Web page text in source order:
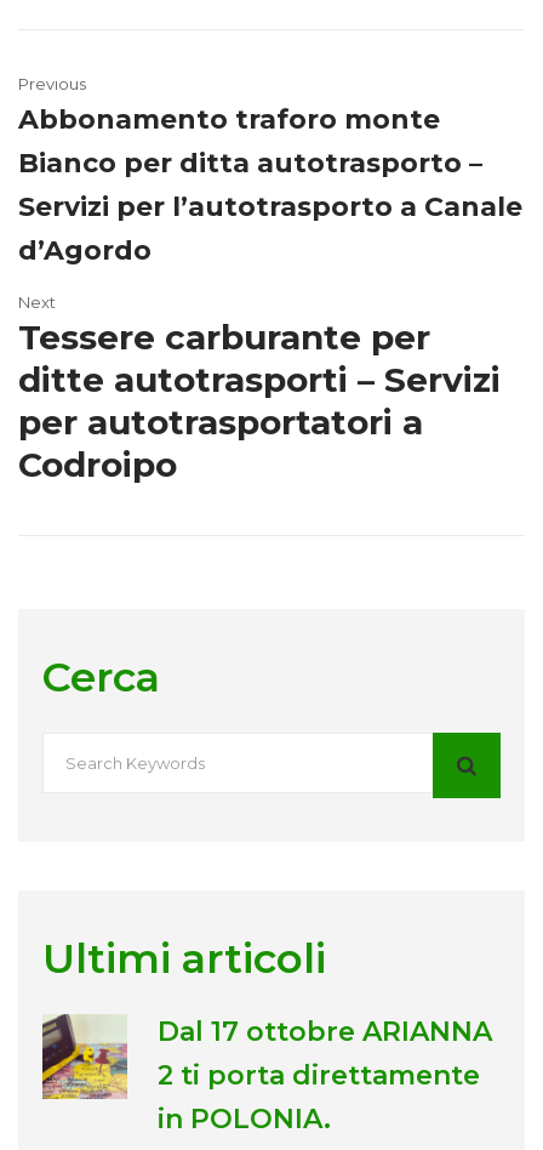
Previous
Abbonamento traforo monte
Bianco per ditta autotrasporto –
Servizi per l’autotrasporto a Canale
d’Agordo
Next
Tessere carburante per
ditte autotrasporti – Servizi
per autotrasportatori a
Codroipo
Cerca
Ultimi articoli
Dal 17 ottobre ARIANNA
2 ti porta direttamente
in POLONIA.